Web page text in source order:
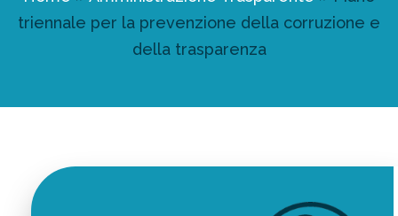
triennale per la prevenzione della corruzione e
della trasparenza